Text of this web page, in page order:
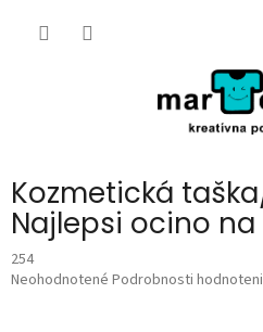
Kozmetická
Najlepsi ocino na
254
Priemerné
Neohodnotené Podrobnosti